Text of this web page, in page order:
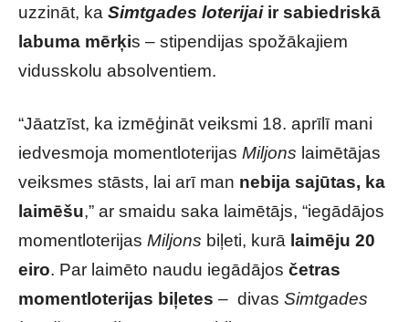
uzzināt, ka Simtgades loterijaiir sabiedriskā
labuma mērķis – stipendijas spožākajiem
vidusskolu absolventiem.
“Jāatzīst, ka izmēģināt veiksmi 18. aprīlī mani
iedvesmoja momentloterijas Miljons laimētājas
veiksmes stāsts, lai arī man nebija sajūtas, ka
laimēšu,” ar smaidu saka laimētājs, “iegādājos
momentloterijas Miljons biļeti, kurā laimēju 20
eiro. Par laimēto naudu iegādājos četras
momentloterijas biļetes – divas Simtgades